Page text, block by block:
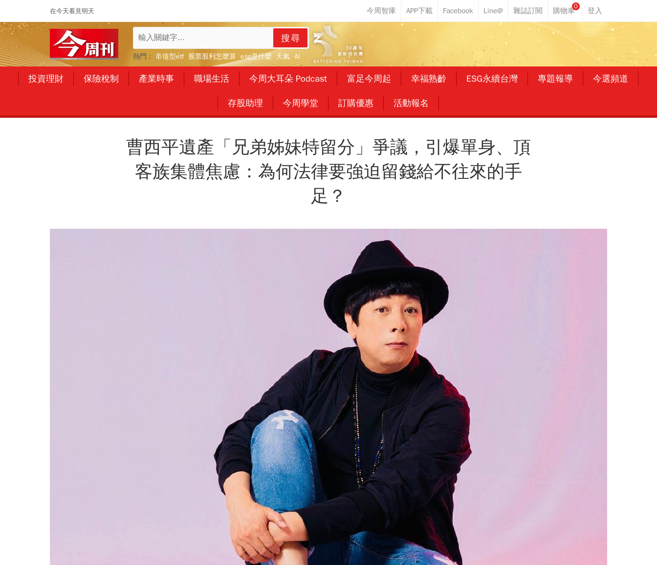
在今天看見明天
0
搜尋
熱門： 市值型etf 股票股利怎麼算 esg是什麼 天氣 AI
投資理財 保險稅制 產業時事 職場生活 今周大耳朵 Podcast 富足今周起 幸福熟齡 ESG永續台灣 專題報導 今選頻道
存股助理 今周學堂 訂購優惠 活動報名
曹西平遺產「兄弟姊妹特留分」爭議，引爆單身、頂
客族集體焦慮：為何法律要強迫留錢給不往來的手
足？